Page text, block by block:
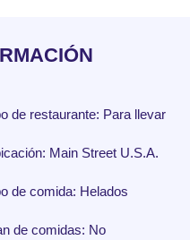
de restaurante: Para llevar
Main Street U.S.A.
de comida: Helados
de comidas: No